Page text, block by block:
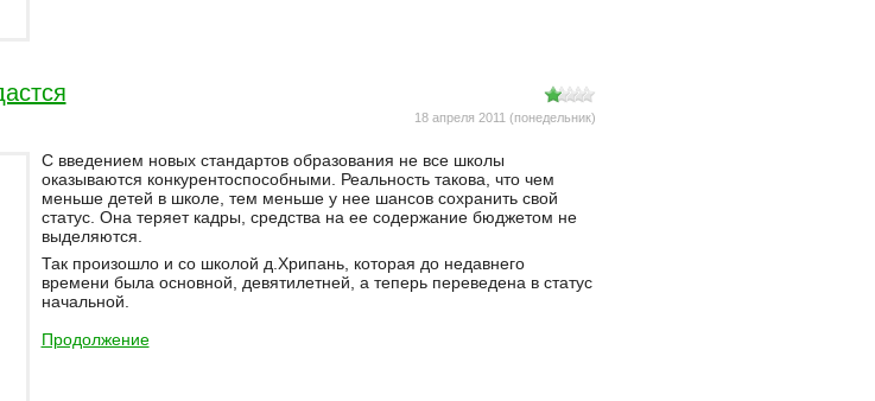
18 апреля 2011 (понедельник)
С введением новых стандартов образования не все школы
оказываются конкурентоспособными. Реальность такова, что чем
меньше детей в школе, тем меньше у нее шансов сохранить свой
статус. Она теряет кадры, средства на ее содержание бюджетом не
выделяются.
Так произошло и со школой д.Хрипань, которая до недавнего
времени была основной, девятилетней, а теперь переведена в статус
начальной.
Продолжение